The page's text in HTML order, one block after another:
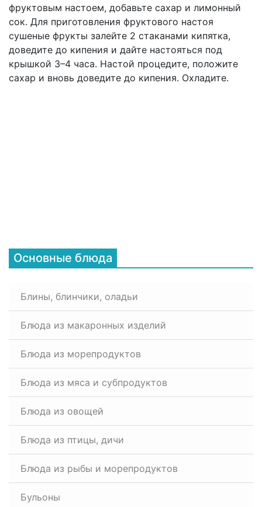
фруктовым настоем, добавьте сахар и лимонный
сок. Для приготовления фруктового настоя
сушеные фрукты залейте 2 стаканами кипятка,
доведите до кипения и дайте настояться под
крышкой 3–4 часа. Настой процедите, положите
сахар и вновь доведите до кипения. Охладите.
Основные блюда
Блины, блинчики, оладьи
Блюда из макаронных изделий
Блюда из морепродуктов
Блюда из мяса и субпродуктов
Блюда из овощей
Блюда из птицы, дичи
Блюда из рыбы и морепродуктов
Бульоны